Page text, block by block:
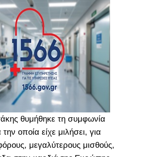
θυμήθηκε τη συμφωνία
την οποία είχε μιλήσει, για
μεγαλύτερους μισθούς,